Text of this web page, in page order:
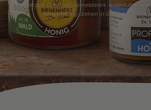
jederzeit über den Abmeldelink widerrufen
Verarbeitung stehen in der